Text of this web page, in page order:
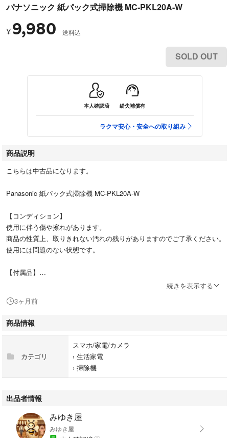
パナソニック 紙パック式掃除機 MC-PKL20A-W
¥ 9,980 送料込
SOLD OUT
本人確認済 紛失補償有
ラクマ安心・安全への取り組み
商品説明
こちらは中古品になります。
Panasonic 紙パック式掃除機 MC-PKL20A-W
【コンディション】
使用に伴う傷や擦れがあります。
商品の性質上、取りきれない汚れの残りがありますのでご了承ください。
使用には問題のない状態です。
【付属品】
・蛇腹ホース
【型番】
【補足】
紙パック式でゴミ捨てが簡単な掃除機です。
了承ください。
続きを表示する
3ヶ月前
商品情報
カテゴリ
スマホ/家電/カメラ
› 生活家電
› 掃除機
出品者情報
みゆき屋
みゆき屋